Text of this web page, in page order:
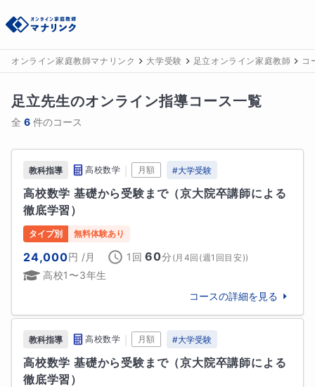
オンライン家庭教師マナリンク 大学受験 足立オンライン家庭教師 コ
足立先生のオンライン指導コース一覧
全 6 件のコース
教科指導 高校数学 月額 #大学受験
高校数学 基礎から受験まで（京大院卒講師による
徹底学習）
タイプ別 無料体験あり
24,000円 /月 1回 60分 (月4回(週1回目安))
高校1〜3年生
コースの詳細を見る
教科指導 高校数学 月額 #大学受験
高校数学 基礎から受験まで（京大院卒講師による
徹底学習）